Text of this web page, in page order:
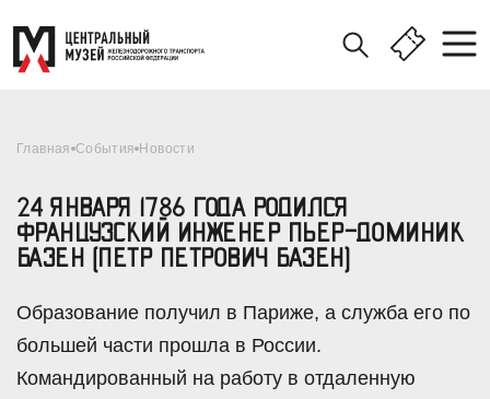
Главная События Новости
24 ЯНВАРЯ 1786 ГОДА РОДИЛСЯ
ФРАНЦУЗСКИЙ ИНЖЕНЕР ПЬЕР-ДОМИНИК
БАЗЕН (ПЕТР ПЕТРОВИЧ БАЗЕН)
Образование получил в Париже, а служба его по
большей части прошла в России.
Командированный на работу в отдаленную